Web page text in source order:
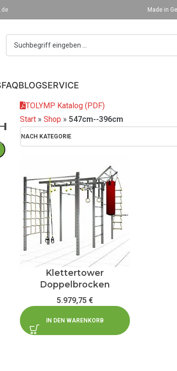
Made in
FAQBLOGSERVICE
TOLYMP Katalog (PDF)
Start» Shop » 547cm--396cm
NACH KATEGORIE
Klettertower
Doppelbrocken
5.979,75 €
IN DEN WARENKORB